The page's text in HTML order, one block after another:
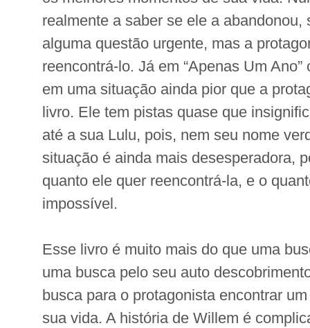
realmente a saber se ele a abandonou,
alguma questão urgente, mas a
reencontrá-lo. Já em “Apenas Um
em uma situação ainda pior que a
livro. Ele tem pistas quase que
até a sua Lulu, pois, nem seu nome
situação é ainda mais desesperadora,
quanto ele quer reencontrá-la, e o
impossível.
Esse livro é muito mais do que uma
uma busca pelo seu auto
busca para o protagonista encontrar
sua vida. A história de Willem é